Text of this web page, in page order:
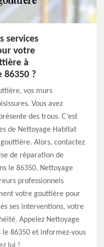
services
votre
à
86350 ?
vos murs
Vous avez
des trous. C’est
de Nettoyage Habitat
Alors, contactez
de réparation de
le 86350. Nettoyage
professionnels
votre gouttière pour
ses interventions, votre
Appelez Nettoyage
le 86350 et informez-vous